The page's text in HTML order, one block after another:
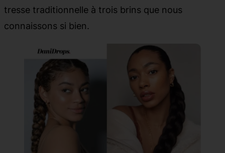
tresse traditionnelle à trois brins que nous
connaissons si bien.